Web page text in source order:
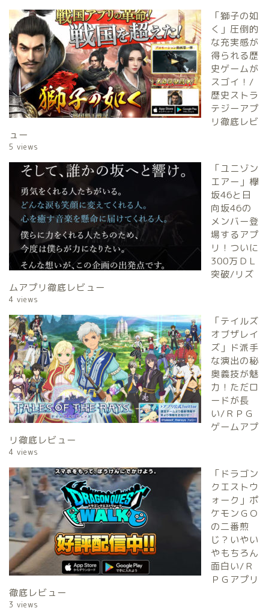
「獅子の如
く」圧倒的
な充実感が
得られる歴
史ゲームが
スゴイ！/
歴史ストラ
テジーアプ
リ徹底レビ
ュー
5 views
「ユニゾン
エアー」欅
坂46と日
向坂46の
メンバー登
場するアプ
リ！ついに
300万ＤＬ
突破/リズ
ムアプリ徹底レビュー
4 views
「テイルズ
オブザレイ
ズ」ド派手
な演出の秘
奥義技が魅
力！ただロ
ードが長
い/ＲＰＧ
ゲームアプ
リ徹底レビュー
4 views
「ドラゴン
クエストウ
ォーク」ポ
ケモンＧＯ
の二番煎
じ？いやい
やもちろん
面白い/Ｒ
ＰＧアプリ
徹底レビュー
3 views